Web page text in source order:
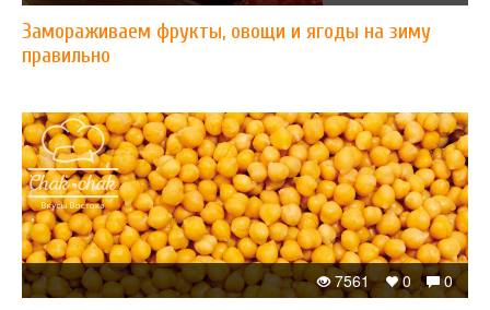
Замораживаем фрукты, овощи и ягоды на зиму
правильно
0
0
7561